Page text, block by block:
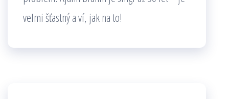
velmi šťastný a ví, jak na to!